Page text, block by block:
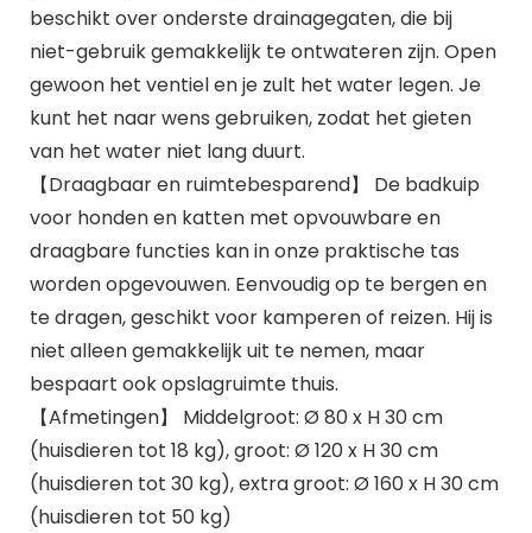
beschikt over onderste drainagegaten, die bij
niet-gebruik gemakkelijk te ontwateren zijn. Open
gewoon het ventiel en je zult het water legen. Je
kunt het naar wens gebruiken, zodat het gieten
van het water niet lang duurt.
【Draagbaar en ruimtebesparend】 De badkuip
voor honden en katten met opvouwbare en
draagbare functies kan in onze praktische tas
worden opgevouwen. Eenvoudig op te bergen en
te dragen, geschikt voor kamperen of reizen. Hij is
niet alleen gemakkelijk uit te nemen, maar
bespaart ook opslagruimte thuis.
【Afmetingen】 Middelgroot: Ø 80 x H 30 cm
(huisdieren tot 18 kg), groot: Ø 120 x H 30 cm
(huisdieren tot 30 kg), extra groot: Ø 160 x H 30 cm
(huisdieren tot 50 kg)